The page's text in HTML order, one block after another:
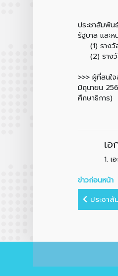
ประชาสัมพัน
รัฐบาล และ
(1) รางวั
(2) รางวั
>>> ผู้ที่สนใ
มิถุนายน
ศึกษาธิการ)
เอ
1.เ
ข่าวก่อนหน้า
ประชา